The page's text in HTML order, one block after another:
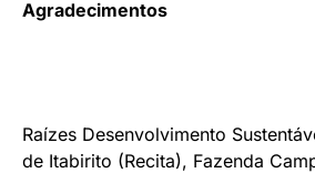
Agradecimentos
Raízes Desenvolvimento
de Itabirito (Recita), Fazenda